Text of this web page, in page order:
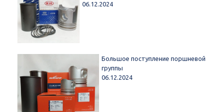
06.12.2024
Большое поступление поршневой
группы
06.12.2024